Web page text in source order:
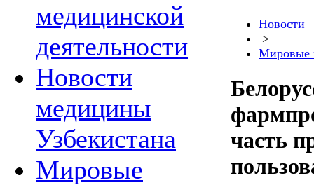
медицинской
деятельности
Новости
медицины
Узбекистана
Мировые
Новости
>
Мировые
часть